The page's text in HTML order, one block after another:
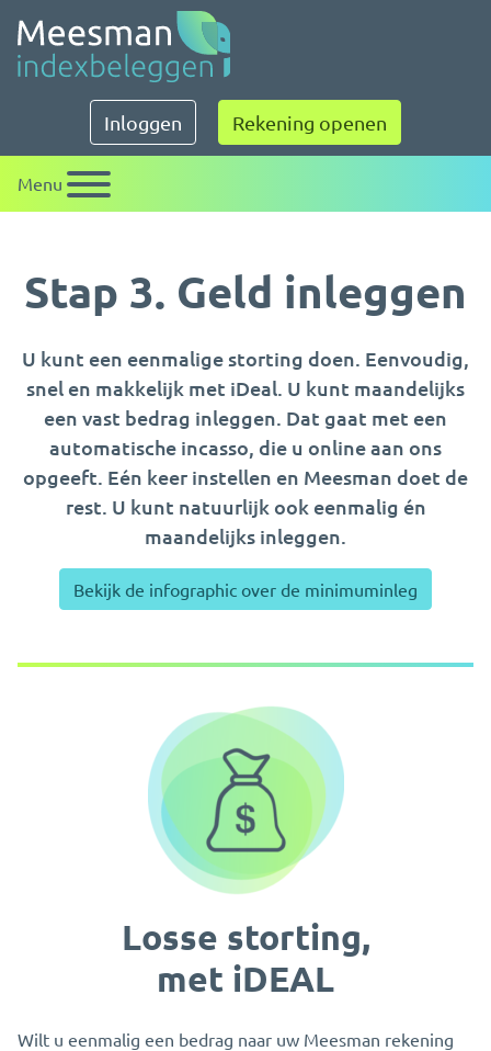
Meesman indexbeleggen
Inloggen Rekening openen
Menu
Stap 3. Geld inleggen
U kunt een eenmalige storting doen. Eenvoudig,
snel en makkelijk met iDeal. U kunt maandelijks
een vast bedrag inleggen. Dat gaat met een
automatische incasso, die u online aan ons
opgeeft. Eén keer instellen en Meesman doet de
rest. U kunt natuurlijk ook eenmalig én
maandelijks inleggen.
Bekijk de infographic over de minimuminleg
Losse storting,
met iDEAL
Wilt u eenmalig een bedrag naar uw Meesman rekening